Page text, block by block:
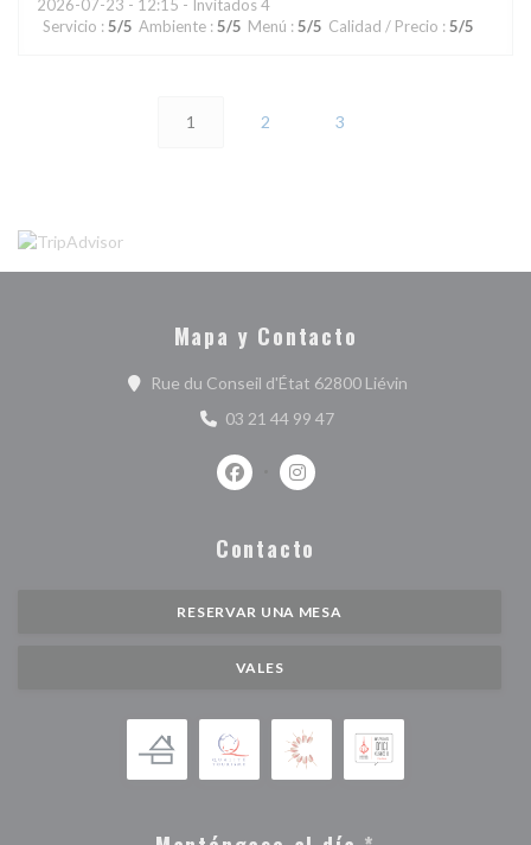
2026-07-23 - 12:15 - Invitados 4
Servicio : 5/5 Ambiente : 5/5 Menú : 5/5 Calidad / Precio : 5/5
1 2 3
Mapa y Contacto
Rue du Conseil d'État 62800 Liévin
03 21 44 99 47
Facebook ((abre en una nueva
Instagram ((abre en una
Contacto
RESERVAR UNA MESA
VALES